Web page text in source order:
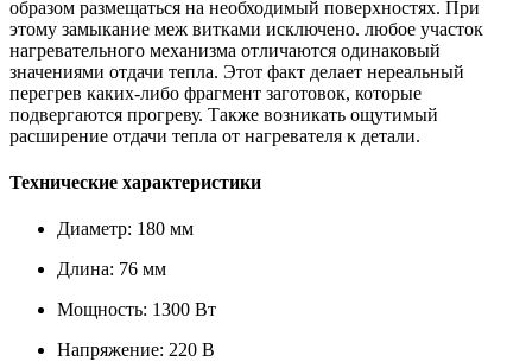
образом размещаться на необходимый поверхностях. При
этому замыкание меж витками исключено. любое участок
нагревательного механизма отличаются одинаковый
значениями отдачи тепла. Этот факт делает нереальный
перегрев каких-либо фрагмент заготовок, которые
подвергаются прогреву. Также возникать ощутимый
расширение отдачи тепла от нагревателя к детали.
Технические характеристики
Диаметр: 180 мм
Длина: 76 мм
Мощность: 1300 Вт
Напряжение: 220 В